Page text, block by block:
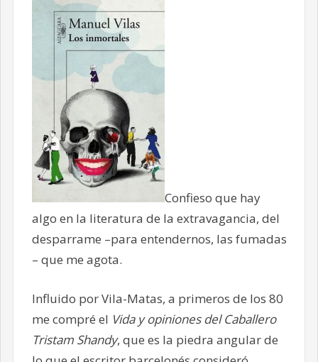
Confieso que hay
algo en la literatura de la extravagancia, del
desparrame –para entendernos, las fumadas
– que me agota.
Influido por Vila-Matas, a primeros de los 80
me compré el Vida y opiniones del Caballero
Tristam Shandy, que es la piedra angular de